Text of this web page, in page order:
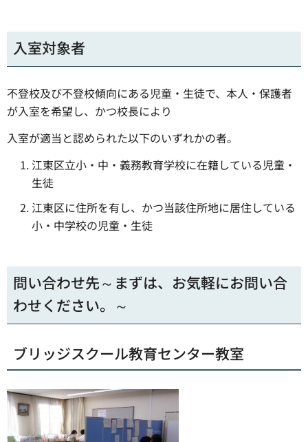
入室対象者
不登校及び不登校傾向にある児童・生徒で、本人・保護者
が入室を希望し、かつ校長により
入室が適当と認められた以下のいずれかの者。
江東区立小・中・義務教育学校に在籍している児童・
生徒
江東区に住所を有し、かつ当該住所地に居住している
小・中学校の児童・生徒
問い合わせ先～まずは、お気軽にお問い合
わせください。～
ブリッジスクール教育センター教室